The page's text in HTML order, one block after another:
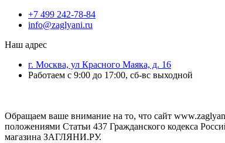
+7 499 242-78-84
info@zaglyani.ru
Наш адрес
г. Москва, ул Красного Маяка, д. 16
Работаем с 9:00 до 17:00, сб-вс выходной
Обращаем ваше внимание на то, что сайт
положениями Статьи 437 Гражданского кодекса
магазина ЗАГЛЯНИ.РУ.